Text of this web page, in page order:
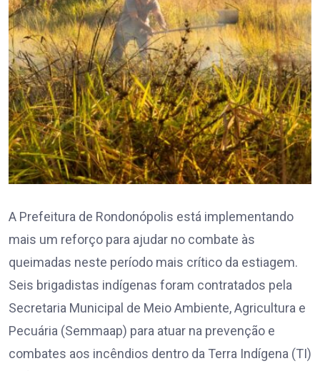
A Prefeitura de Rondonópolis está implementando
mais um reforço para ajudar no combate às
queimadas neste período mais crítico da estiagem.
Seis brigadistas indígenas foram contratados pela
Secretaria Municipal de Meio Ambiente, Agricultura e
Pecuária (Semmaap) para atuar na prevenção e
combates aos incêndios dentro da Terra Indígena (TI)